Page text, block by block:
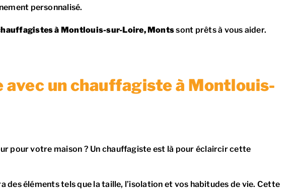
personnalisé.
à Montlouis-sur-Loire, Montssont prêts à vous aider.
un chauffagiste à Montlouis-
pour votre maison ? Un chauffagiste est là pour éclaircir cette
éléments tels que la taille, l’isolation et vos habitudes de vie. Cette